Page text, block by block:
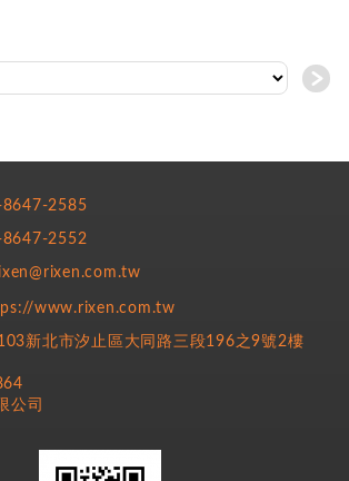
質，效果卓越。
＞
8647-2585
2552
www.rixen.com.tw
新北市汐止區大同路三段196之9號2樓
公司